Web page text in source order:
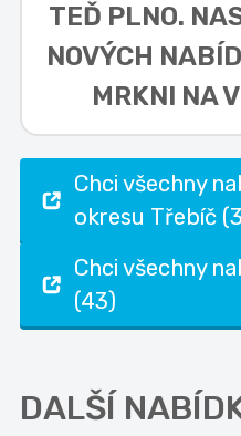
TEĎ PLNO.
NOVÝCH
MRKNI NA
Chci všechny
okresu Třebíč
Chci všechny
(43)
DALŠÍ